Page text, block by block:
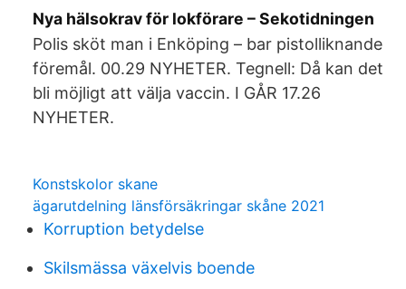
Nya hälsokrav för lokförare – Sekotidningen
Polis sköt man i Enköping – bar pistolliknande
föremål. 00.29 NYHETER. Tegnell: Då kan det
bli möjligt att välja vaccin. I GÅR 17.26
NYHETER.
Konstskolor skane
ägarutdelning länsförsäkringar skåne 2021
Korruption betydelse
Skilsmässa växelvis boende